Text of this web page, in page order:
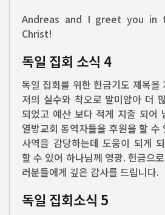
Andreas and I greet you in
Christ!
독일 집회 소식 4
독일 집회를 위한 헌금기도 제목을
저의 실수와 착오로 말미암아 더
되었고 예산 보다 적게 지출 되어
열방교회 동역자들을 후원을 할 수
사역을 감당하는데 도움이 되게
할 수 있어 하나님께 영광. 헌금으
러분들에게 깊은 감사를 드립니다.
독일 집회소식 5